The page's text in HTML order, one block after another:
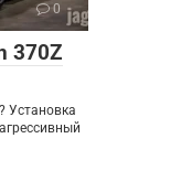
0
370Z
Установка